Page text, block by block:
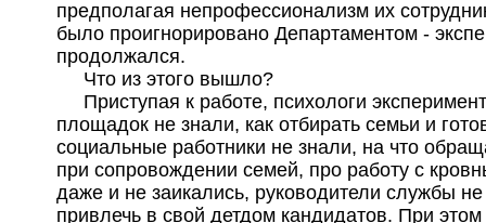
предполагая непрофессионализм их
было проигнорировано Департаментом -
продолжался.
Что из этого вышло?
Приступая к работе, психологи
площадок не знали, как отбирать семьи и
социальные работники не знали, на что
при сопровождении семей, про работу с
даже и не заикались, руководители службы не
привлечь в свой детдом кандидатов. При этом